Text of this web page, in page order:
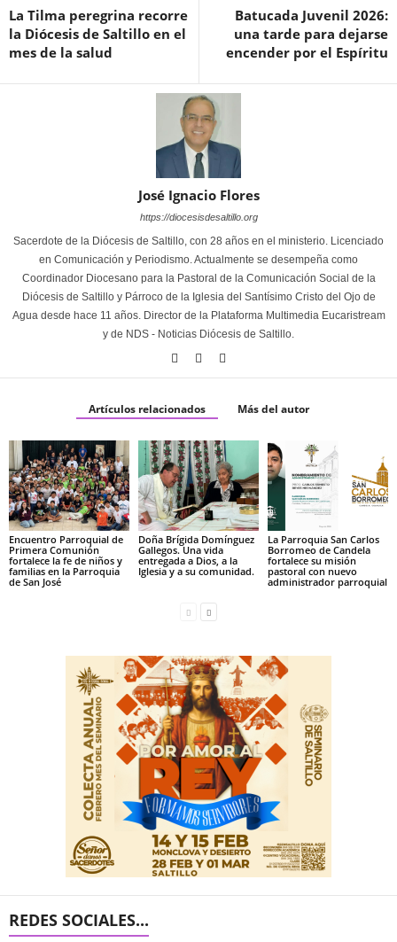
La Tilma peregrina recorre
la Diócesis de Saltillo en el
mes de la salud
Batucada Juvenil 2026:
una tarde para dejarse
encender por el Espíritu
José Ignacio Flores
https://diocesisdesaltillo.org
Sacerdote de la Diócesis de Saltillo, con 28 años en el ministerio. Licenciado
en Comunicación y Periodismo. Actualmente se desempeña como
Coordinador Diocesano para la Pastoral de la Comunicación Social de la
Diócesis de Saltillo y Párroco de la Iglesia del Santísimo Cristo del Ojo de
Agua desde hace 11 años. Director de la Plataforma Multimedia Eucaristream
y de NDS - Noticias Diócesis de Saltillo.
Artículos relacionados Más del autor
Encuentro Parroquial de
Primera Comunión
fortalece la fe de niños y
familias en la Parroquia
de San José
Doña Brígida Domínguez
Gallegos. Una vida
entregada a Dios, a la
Iglesia y a su comunidad.
La Parroquia San Carlos
Borromeo de Candela
fortalece su misión
pastoral con nuevo
administrador parroquial
REDES SOCIALES...